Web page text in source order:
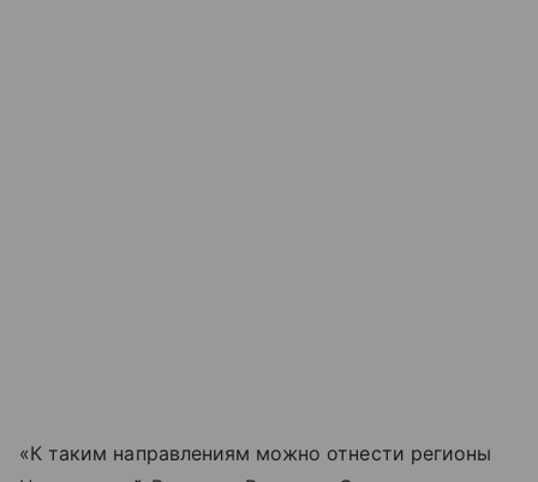
«К таким направлениям можно отнести регионы